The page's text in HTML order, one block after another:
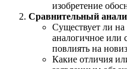
изобретение
Сравнительный
Существует ли на
аналогичное или
повлиять на
Какие отличия